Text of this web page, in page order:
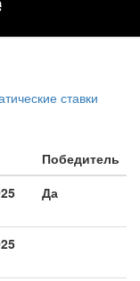
ставки
Победитель
Да